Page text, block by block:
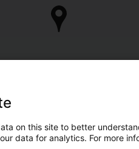
on this site to better
data for analytics. For more